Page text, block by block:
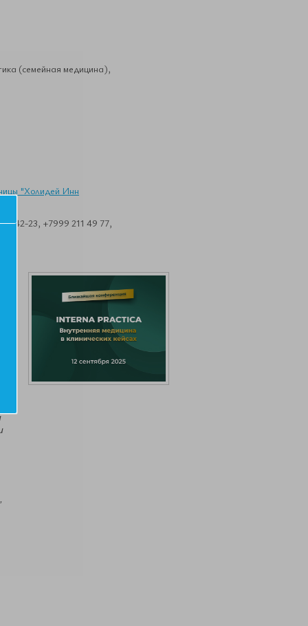
(семейная медицина),
"Холидей Инн
42-23, +7999 211 49 77,